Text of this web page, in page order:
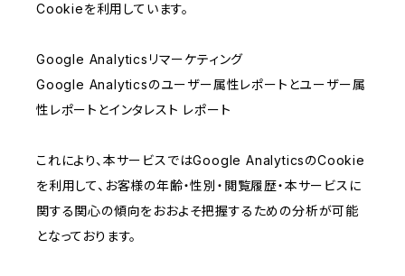
Cookieを利用しています。
Google Analyticsリマーケティング
Google Analyticsのユーザー属性レポートとユーザー属
性レポートとインタレスト レポート
これにより、本サービスではGoogle AnalyticsのCookie
を利用して、お客様の年齢・性別・閲覧履歴・本サービスに
関する関心の傾向をおおよそ把握するための分析が可能
となっております。